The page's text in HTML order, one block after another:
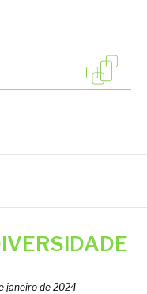
janeiro de 2024